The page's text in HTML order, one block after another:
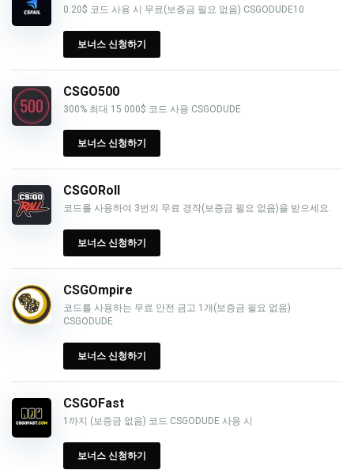
0.20$ 코드 사용 시 무료(보증금 필요 없음) CSGODUDE10
보너스 신청하기
CSGO500
300% 최대 15 000$ 코드 사용 CSGODUDE
보너스 신청하기
CSGORoll
코드를 사용하여 3번의 무료 경작(보증금 필요 없음)을 받으세요.
보너스 신청하기
CSGOmpire
코드를 사용하는 무료 안전 금고 1개(보증금 필요 없음)
CSGODUDE
보너스 신청하기
CSGOFast
1까지 (보증금 없음) 코드 CSGODUDE 사용 시
보너스 신청하기